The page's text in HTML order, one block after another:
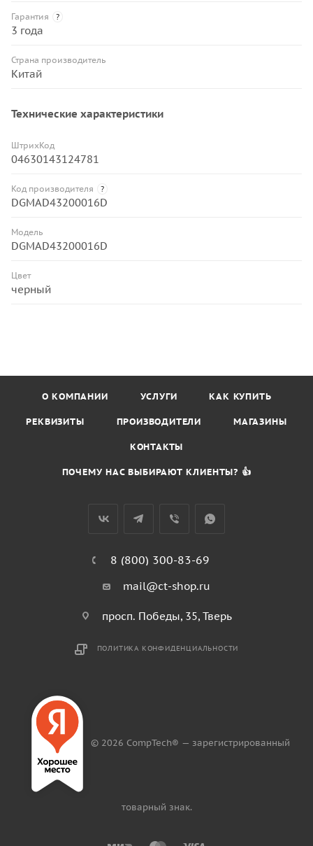
Гарантия ?
3 года
Страна производитель
Китай
Технические характеристики
ШтрихКод
04630143124781
Код производителя ?
DGMAD43200016D
Модель
DGMAD43200016D
Цвет
черный
О КОМПАНИИ УСЛУГИ КАК КУПИТЬ
РЕКВИЗИТЫ ПРОИЗВОДИТЕЛИ МАГАЗИНЫ
КОНТАКТЫ
ПОЧЕМУ НАС ВЫБИРАЮТ КЛИЕНТЫ? 👍
8 (800) 300-83-69
mail@ct-shop.ru
просп. Победы, 35, Тверь
ПОЛИТИКА КОНФИДЕНЦИАЛЬНОСТИ
© 2026 CompTech® — зарегистрированный
товарный знак.